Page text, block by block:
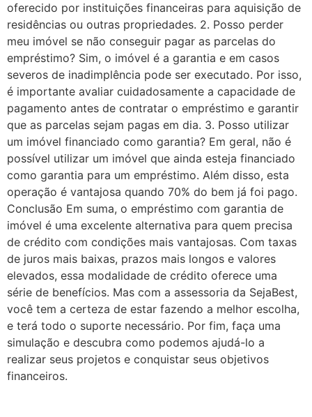
oferecido por instituições financeiras para aquisição de
residências ou outras propriedades. 2. Posso perder
meu imóvel se não conseguir pagar as parcelas do
empréstimo? Sim, o imóvel é a garantia e em casos
severos de inadimplência pode ser executado. Por isso,
é importante avaliar cuidadosamente a capacidade de
pagamento antes de contratar o empréstimo e garantir
que as parcelas sejam pagas em dia. 3. Posso utilizar
um imóvel financiado como garantia? Em geral, não é
possível utilizar um imóvel que ainda esteja financiado
como garantia para um empréstimo. Além disso, esta
operação é vantajosa quando 70% do bem já foi pago.
Conclusão Em suma, o empréstimo com garantia de
imóvel é uma excelente alternativa para quem precisa
de crédito com condições mais vantajosas. Com taxas
de juros mais baixas, prazos mais longos e valores
elevados, essa modalidade de crédito oferece uma
série de benefícios. Mas com a assessoria da SejaBest,
você tem a certeza de estar fazendo a melhor escolha,
e terá todo o suporte necessário. Por fim, faça uma
simulação e descubra como podemos ajudá-lo a
realizar seus projetos e conquistar seus objetivos
financeiros.